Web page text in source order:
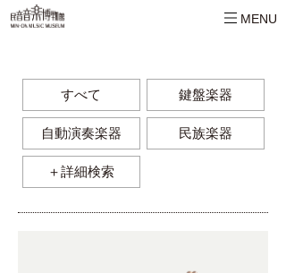
MENU
すべて 鍵盤楽器
自動演奏楽器 民族楽器
＋詳細検索